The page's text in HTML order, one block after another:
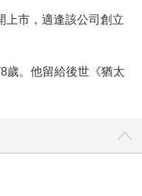
上市，適逢該公司創立
歲。他留給後世《猶太